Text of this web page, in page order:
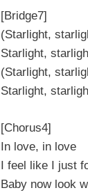
[Bridge7]
(Starlight,
Starlight,
(Starlight,
Starlight,
[Chorus4]
In love, in love
I feel like I just
Baby now look